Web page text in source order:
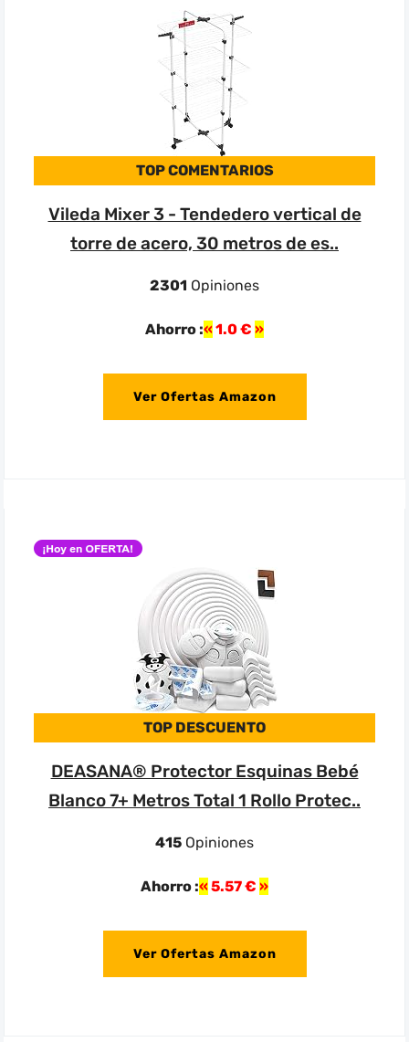
TOP COMENTARIOS
Vileda Mixer 3 - Tendedero vertical de
torre de acero, 30 metros de es..
2301 Opiniones
Ahorro : 1.0 €
Ver Ofertas Amazon
TOP DESCUENTO
DEASANA® Protector Esquinas Bebé
Blanco 7+ Metros Total 1 Rollo Protec..
415 Opiniones
Ahorro : 5.57 €
Ver Ofertas Amazon